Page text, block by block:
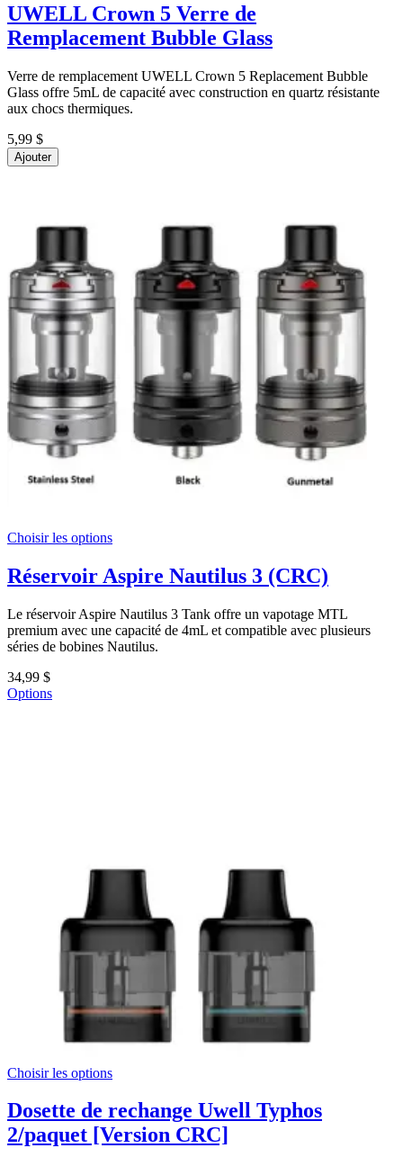
UWELL Crown 5 Verre de
Remplacement Bubble Glass
Verre de remplacement UWELL Crown 5 Replacement Bubble
Glass offre 5mL de capacité avec construction en quartz résistante
aux chocs thermiques.
5,99 $
Ajouter
Choisir les options
Réservoir Aspire Nautilus 3 (CRC)
Le réservoir Aspire Nautilus 3 Tank offre un vapotage MTL
premium avec une capacité de 4mL et compatible avec plusieurs
séries de bobines Nautilus.
34,99 $
Options
Choisir les options
Dosette de rechange Uwell Typhos
2/paquet [Version CRC]